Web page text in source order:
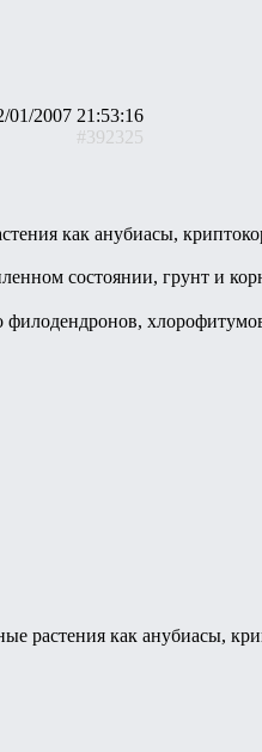
01/2007 21:53:16
#392325
как анубиасы,
состоянии, грунт и
растения как анубиасы,